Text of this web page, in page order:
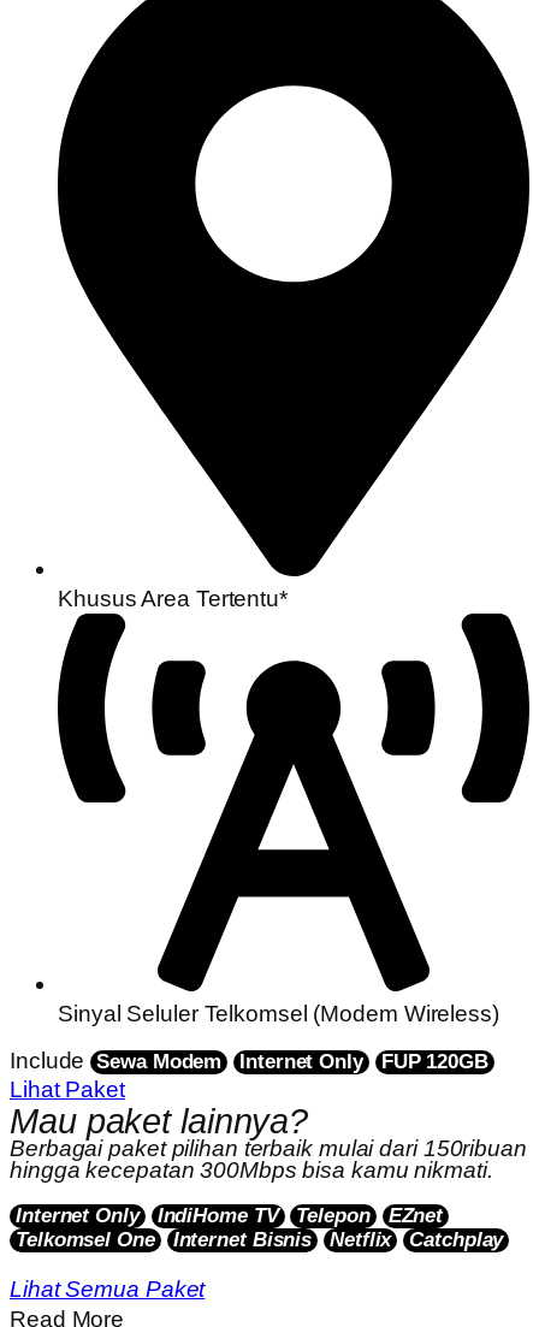
Khusus Area Tertentu*
Sinyal Seluler Telkomsel (Modem Wireless)
Include Sewa Modem Internet Only FUP 120GB
Lihat Paket
Mau paket lainnya?
Berbagai paket pilihan terbaik mulai dari 150ribuan
hingga kecepatan 300Mbps bisa kamu nikmati.
Internet Only IndiHome TV Telepon
EZnet
Telkomsel One
Internet Bisnis Netflix Catchplay
Lihat Semua Paket
Read More